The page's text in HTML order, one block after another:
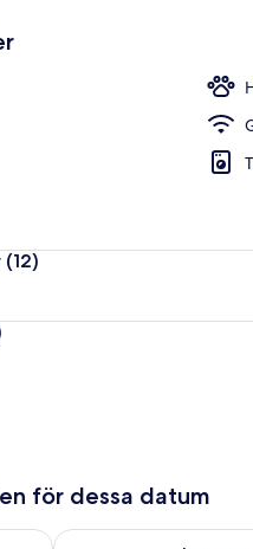
Gratis frukostbuffé varje
(12)
för dessa datum
aug. 7 - aug. 8
Kontrollera